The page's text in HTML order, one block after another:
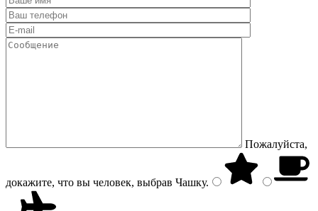
Пожалуйста,
докажите, что вы человек, выбрав Чашку.